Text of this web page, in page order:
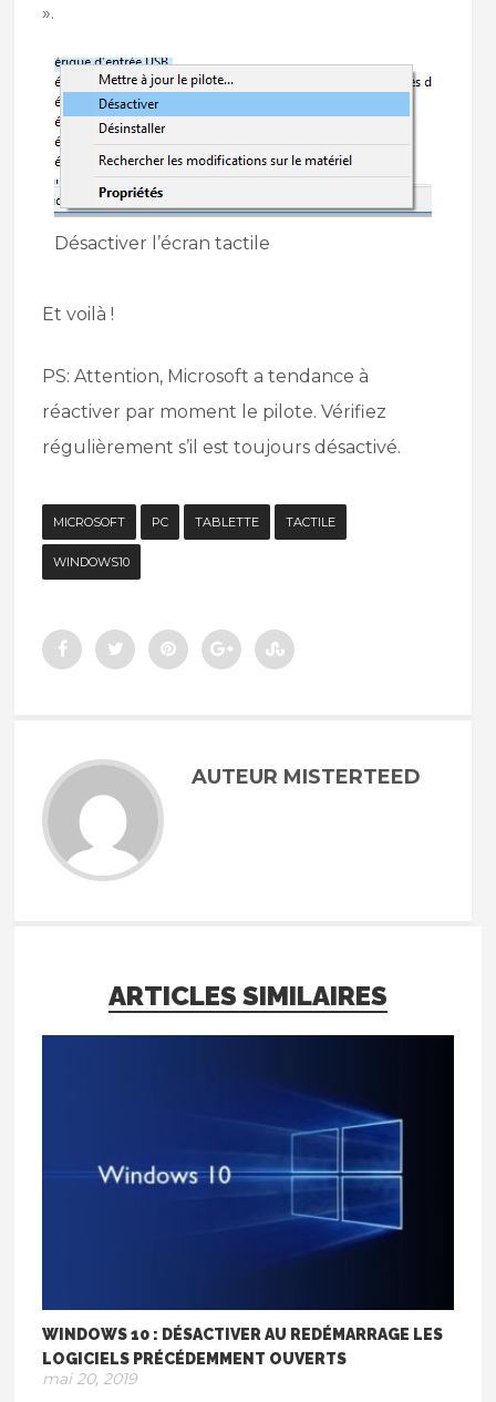
».
Désactiver l’écran tactile
Et voilà !
PS: Attention, Microsoft a tendance à
réactiver par moment le pilote. Vérifiez
régulièrement s’il est toujours désactivé.
MICROSOFT PC TABLETTE TACTILE
WINDOWS10
AUTEUR MISTERTEED
ARTICLES SIMILAIRES
WINDOWS 10 : DÉSACTIVER AU REDÉMARRAGE LES
LOGICIELS PRÉCÉDEMMENT OUVERTS
mai 20, 2019